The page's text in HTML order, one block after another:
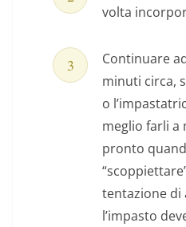
volta
Continuare
minuti circa,
o
meglio farli a
pronto
tentazione di
l’impasto